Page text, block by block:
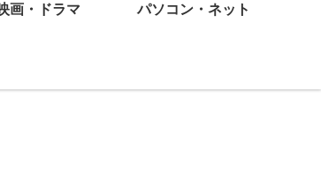
画・ドラマ パソコン・ネット